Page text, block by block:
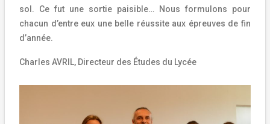
sol. Ce fut une sortie paisible… Nous formulons pour
chacun d’entre eux une belle réussite aux épreuves de fin
d’année.
Charles AVRIL, Directeur des Études du Lycée